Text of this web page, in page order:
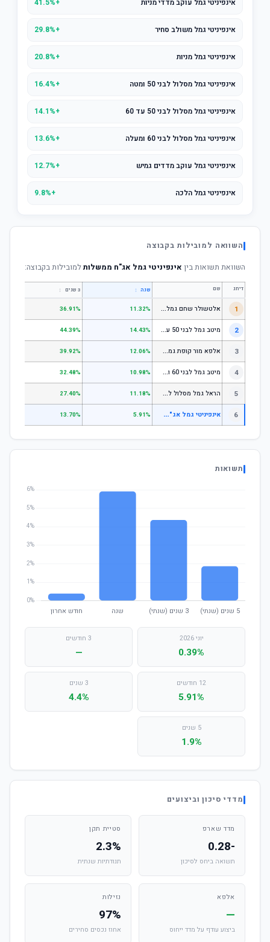
אינפיניטי גמל עוקב מדדי מניות +41.5%
אינפיניטי גמל משולב סחיר +29.8%
אינפיניטי גמל מניות +20.8%
אינפיניטי גמל מסלול לבני 50 ומטה +16.4%
אינפיניטי גמל מסלול לבני 50 עד 60 +14.1%
אינפיניטי גמל מסלול לבני 60 ומעלה +13.6%
אינפיניטי גמל עוקב מדדים גמיש +12.7%
אינפיניטי גמל הלכה +9.8%
השוואה למובילות בקבוצה
השוואת תשואות בין אינפיניטי גמל אג"ח ממשלותלמובילות בקבוצה:
דירוג שם שנה ↕ 3 שנים ↕
1 א
לטשולר שחם גמל לבני 50 עד 60 11.32%
36.91%
2 מ
יטב גמל לבני 50 עד 60 14.43%
44.39%
3 א
לפא מור קופת גמל לחיסכון, קופת גמל לתגמולים וקופת גמל אישית לפיצויים - לבני 50 עד 60 12.06%
39.92%
4 מ
יטב גמל לבני 60 ומעלה 10.98%
32.48%
5 ה
ראל גמל מסלול לגילאי 60 ומעלה 11.18%
27.40%
6 א
ינפיניטי גמל אג"ח ממשלות 5.91%
13.70%
תשואות
יוני 2026
0.39%
3 חודשים
—
12 חודשים
5.91%
3 שנים
4.4%
5 שנים
1.9%
מדדי סיכון וביצועים
מדד שארפ
-0.28
תשואה ביחס לסיכון
סטיית תקן
2.3%
תנודתיות שנתית
אלפא
—
ביצוע עודף על מדד ייחוס
נזילות
97%
אחוז נכסים סחירים